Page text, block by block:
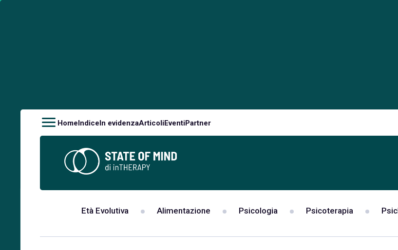
HomeIndiceIn evidenzaArticoliEventiPartner
Età Evolutiva Alimentazione Psicologia Psicoterapia